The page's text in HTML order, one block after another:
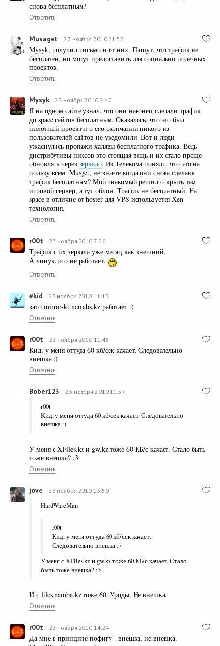
снова бесплатным?
Ответить
Musaget 22 ноября 2010 21:52
Mysyk, получил письмо и от них. Пишут, что трафик не
бесплатен, но могут предоставить для социально полезных
проектов.
Ответить
Mysyk 23 ноября 2010 2:47
Я на одном сайте узнал, что они наконец сделали трафик
до space сайтов бесплатным. Оказалось, что это был
пилотный проект и о его окончании никого из
пользователей сайтов не уведомили. Вот и люди
ужаснулись пропажи халявы бесплатного трафика. Ведь
дистрибутивы никсов это стоящая вещь и их стало проще
обновлять через зеркало. Из Телекома поняли, что это на
пользу всем. Musget, не знаете когда они снова сделают
трафик бесплатным? Мой знакомый решил открыть там
игровой сервер, а тут облом. Трафик не бесплатный. На
space в отличие от hoster для VPS используется Xen
технология.
Ответить
r00t 23 ноября 2010 7:26
Трафик с их зеркала уже месяц как внешний.
А линуксисо не работает.
.
Ответить
#kid 23 ноября 2010 11:13
зато mirror-kt.neolabs.kz работает :)
Ответить
r00t 23 ноября 2010 11:45
Кид, у меня оттуда 60 кб/сек качает. Следовательно
внешка :)
Ответить
Bober123 23 ноября 2010 11:57
r00t
Кид, у меня оттуда 60 кб/сек качает. Следовательно
внешка :)
У меня с XFiles.kz и gw.kz тоже 60 КБ/с качает. Стало быть
тоже внешка? :3
Ответить
jove 23 ноября 2010 13:50
HardWareMan
r00t
Кид, у меня оттуда 60 кб/сек качает.
Следовательно внешка :)
У меня с XFiles.kz и gw.kz тоже 60 КБ/с качает. Стало
быть тоже внешка? :3
И с files.namba.kz тоже 60. Уроды. Не внешка.
Ответить
r00t 23 ноября 2010 14:24
Да мне в принципе пофигу - внешка, не внешка.